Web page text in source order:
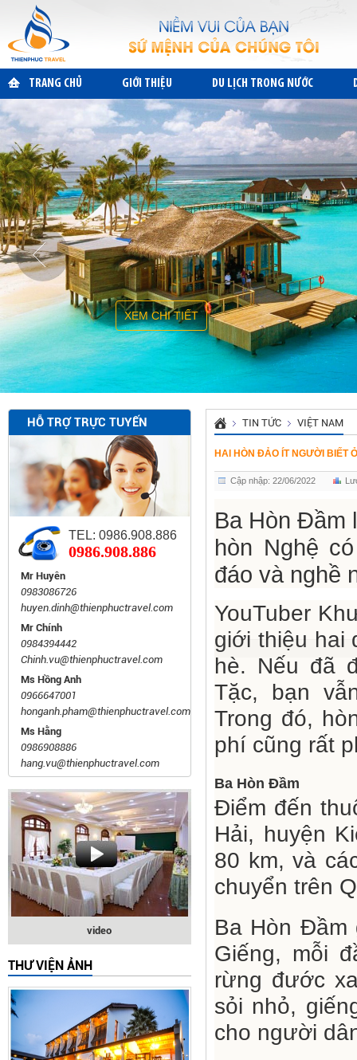
TRANG CHỦ GIỚI THIỆU DU LỊCH TRONG NƯỚC
XEM CHI TIẾT
HỖ TRỢ TRỰC TUYẾN
TEL: 0986.908.886
0986.908.886
Mr Huyên
0983086726
huyen.dinh@thienphuctravel.com
Mr Chính
0984394442
Chinh.vu@thienphuctravel.com
Ms Hồng Anh
0966647001
honganh.pham@thienphuctravel.com
Ms Hằng
0986908886
hang.vu@thienphuctravel.com
video
THƯ VIỆN ẢNH
TIN TỨC VIỆT NAM
HAI HÒN ĐẢO ÍT NGƯỜI BIẾT
Cập nhập: 22/06/2022
Ba Hòn Đầm
hòn Nghệ
đáo và nghề
YouTuber
giới thiệu hai
hè. Nếu đã
Tặc, bạn
Trong đó,
phí cũng rất
Ba Hòn Đầm
Điểm đến
Hải, huyện
80 km, và
chuyển trên
Ba Hòn
Giếng, mỗi
rừng đước
sỏi nhỏ,
cho người